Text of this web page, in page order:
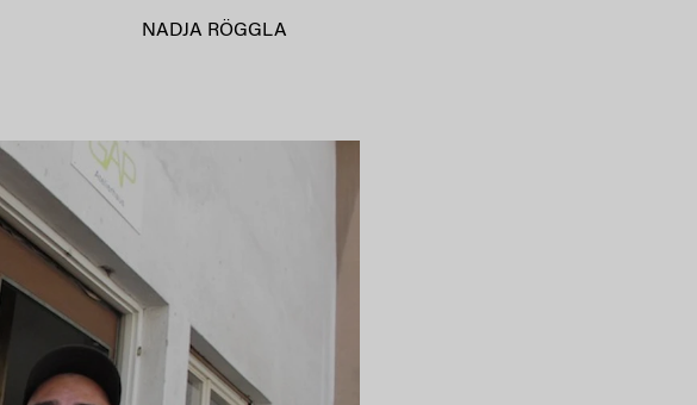
NADJA RÖGGLA